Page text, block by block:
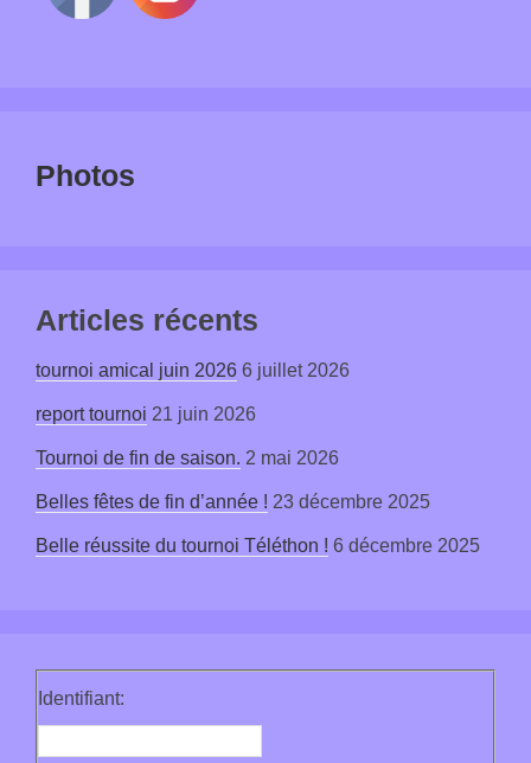
Photos
Articles récents
tournoi amical juin 2026 6 juillet 2026
report tournoi 21 juin 2026
Tournoi de fin de saison. 2 mai 2026
Belles fêtes de fin d’année ! 23 décembre 2025
Belle réussite du tournoi Téléthon ! 6 décembre 2025
Identifiant: